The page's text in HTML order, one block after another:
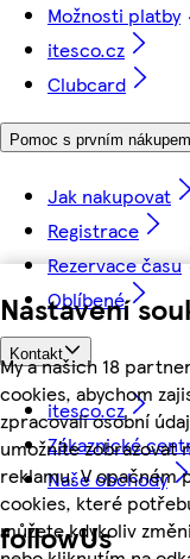
Nastavení
My a našich 18
cookies, abychom
zpracovali osobní
umožníte zobrazovat
reklamu. V opačném
cookies, které
můžete kdykoliv
Možnosti platby
itesco.cz
Clubcard
Pomoc s prvním nákupem
Jak nakupovat
Registrace
Rezervace času
Oblíbené
Kontakt
itesco.cz
Zákaznické
Naše obchody
followUs